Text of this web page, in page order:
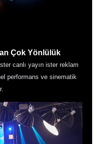
Çok Yönlülük
canlı yayın ister reklam
performans ve sinematik